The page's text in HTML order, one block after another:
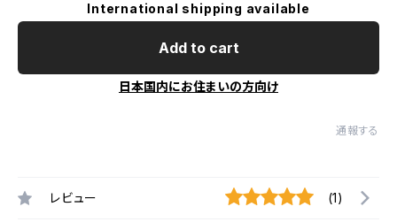
International shipping available
Add to cart
日本国内にお住まいの方向け
通報する
レビュー (1)